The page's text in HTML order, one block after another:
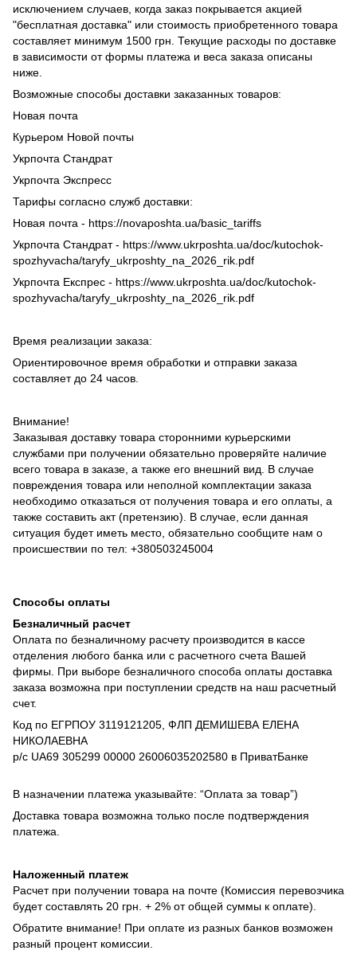
исключением случаев, когда заказ покрывается акцией
"бесплатная доставка" или стоимость приобретенного товара
составляет минимум 1500 грн. Текущие расходы по доставке
в зависимости от формы платежа и веса заказа описаны
ниже.
Возможные способы доставки заказанных товаров:
Новая почта
Курьером Новой почты
Укрпочта Стандрат
Укрпочта Экспресс
Тарифы согласно служб доставки:
Новая почта - https://novaposhta.ua/basic_tariffs
Укрпочта Стандрат - https://www.ukrposhta.ua/doc/kutochok-
spozhyvacha/taryfy_ukrposhty_na_2026_rik.pdf
Укрпочта Експрес - https://www.ukrposhta.ua/doc/kutochok-
spozhyvacha/taryfy_ukrposhty_na_2026_rik.pdf
Время реализации заказа:
Ориентировочное время обработки и отправки заказа
составляет до 24 часов.
Внимание!
Заказывая доставку товара сторонними курьерскими
службами при получении обязательно проверяйте наличие
всего товара в заказе, а также его внешний вид. В случае
повреждения товара или неполной комплектации заказа
необходимо отказаться от получения товара и его оплаты, а
также составить акт (претензию). В случае, если данная
ситуация будет иметь место, обязательно сообщите нам о
происшествии по тел: +380503245004
Способы оплаты
Безналичный расчет
Оплата по безналичному расчету производится в кассе
отделения любого банка или с расчетного счета Вашей
фирмы. При выборе безналичного способа оплаты доставка
заказа возможна при поступлении средств на наш расчетный
счет.
Код по ЕГРПОУ 3119121205, ФЛП ДЕМИШЕВА ЕЛЕНА
НИКОЛАЕВНА
р/с UA69 305299 00000 26006035202580 в ПриватБанке
В назначении платежа указывайте: “Оплата за товар”)
Доставка товара возможна только после подтверждения
платежа.
Наложенный платеж
Расчет при получении товара на почте (Комиссия перевозчика
будет составлять 20 грн. + 2% от общей суммы к оплате).
Обратите внимание! При оплате из разных банков возможен
разный процент комиссии.